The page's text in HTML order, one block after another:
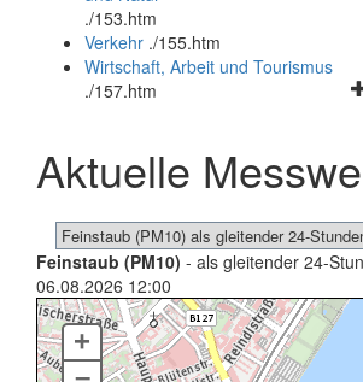
und
schließen
./153.htm
Verkehr ./155.htm
Wirtschaft, Arbeit und Tourismus
./157.htm
Aktuelle
Feinstaub (PM10) - als gleitender 24-
06.08.2026 12:00
+